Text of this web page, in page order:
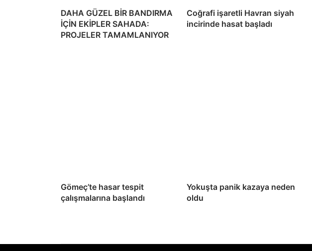
DAHA GÜZEL BİR BANDIRMA
İÇİN EKİPLER SAHADA:
PROJELER TAMAMLANIYOR
Coğrafi işaretli Havran siyah
incirinde hasat başladı
Gömeç’te hasar tespit
çalışmalarına başlandı
Yokuşta panik kazaya neden
oldu